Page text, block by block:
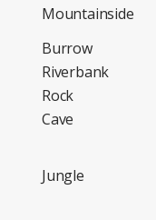
Mountainside
Burrow
Riverbank
Rock
Cave
Jungle